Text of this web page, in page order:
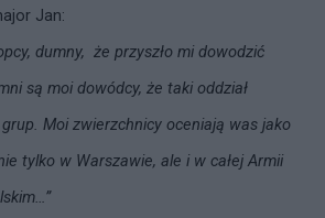
Jan:
dumny, że przyszło mi dowodzić
są moi dowódcy, że taki oddział
grup. Moi zwierzchnicy oceniają was jako
tylko w Warszawie, ale i w całej Armii